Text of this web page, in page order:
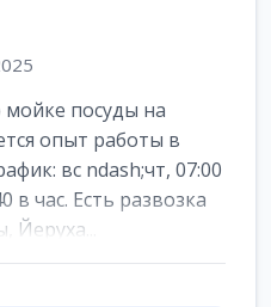
мойке посуды на
опыт работы в
вс ndash;чт, 07:00
в час. Есть развозка